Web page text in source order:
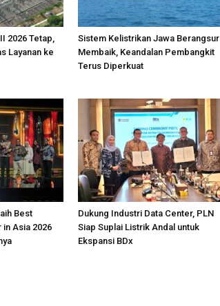
2026 Tetap,
Layanan ke
Sistem Kelistrikan Jawa Berangsur
Membaik, Keandalan Pembangkit
Terus Diperkuat
Best
in Asia 2026
Dukung Industri Data Center, PLN
Siap Suplai Listrik Andal untuk
Ekspansi BDx